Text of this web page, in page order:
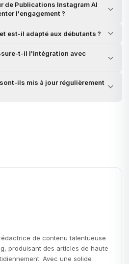
de Publications Instagram AI
l'engagement ?
est-il adapté aux débutants ?
t-il l'intégration avec
ils mis à jour régulièrement
de contenu talentueuse
produisant des articles de haute
Avec une solide